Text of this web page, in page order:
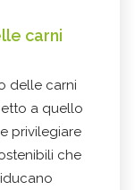
carni
delle carni
a quello
privilegiare
che